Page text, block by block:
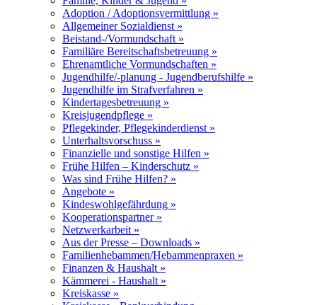
Adoption / Adoptionsvermittlung »
Allgemeiner Sozialdienst »
Beistand-/Vormundschaft »
Familiäre Bereitschaftsbetreuung »
Ehrenamtliche Vormundschaften »
Jugendhilfe/-planung - Jugendberufshilfe »
Jugendhilfe im Strafverfahren »
Kindertagesbetreuung »
Kreisjugendpflege »
Pflegekinder, Pflegekinderdienst »
Unterhaltsvorschuss »
Finanzielle und sonstige Hilfen »
Frühe Hilfen – Kinderschutz »
Was sind Frühe Hilfen? »
Angebote »
Kindeswohlgefährdung »
Kooperationspartner »
Netzwerkarbeit »
Aus der Presse – Downloads »
Familienhebammen/Hebammenpraxen »
Finanzen & Haushalt »
Kämmerei - Haushalt »
Kreiskasse »